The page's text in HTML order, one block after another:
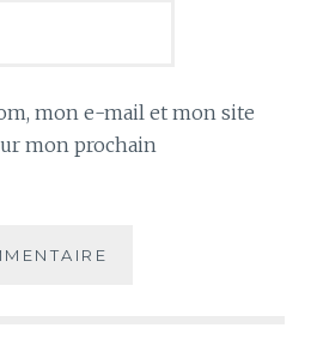
mon e-mail et mon site
mon prochain